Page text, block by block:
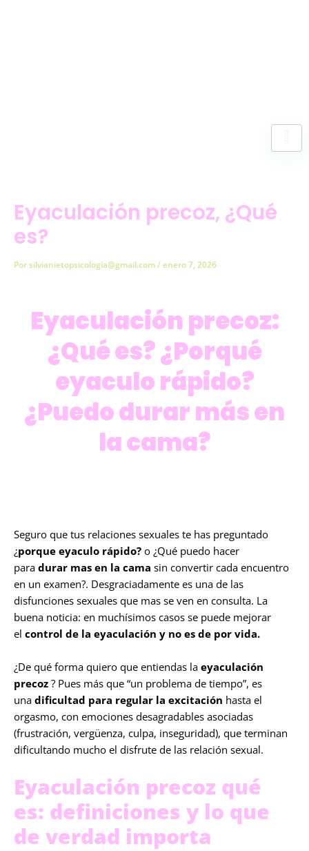
Eyaculación precoz, ¿Qué
es?
Porsilvianietopsicologia@gmail.com/enero 7, 2026
Eyaculación precoz:
¿Qué es? ¿Porqué
eyaculo rápido?
¿Puedo durar más en
la cama?
Seguro que tus relaciones sexuales te has preguntado
¿porque eyaculo rápido? o ¿Qué puedo hacer
para durar mas en la cama sin convertir cada encuentro
en un examen?. Desgraciadamente es una de las
disfunciones sexuales que mas se ven en consulta. La
buena noticia: en muchísimos casos se puede mejorar
el control de la eyaculación y no es de por vida.
¿De qué forma quiero que entiendas la eyaculación
precoz ? Pues más que “un problema de tiempo”, es
una dificultad para regular la excitación hasta el
orgasmo, con emociones desagradables asociadas
(frustración, vergüenza, culpa, inseguridad), que terminan
dificultando mucho el disfrute de las relación sexual.
Eyaculación precoz qué
es: definiciones y lo que
de verdad importa